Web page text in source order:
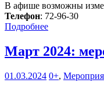
В афише возможны
Телефон: 72-96-30
Подробнее
Март 2024:
01.03.2024 0+,